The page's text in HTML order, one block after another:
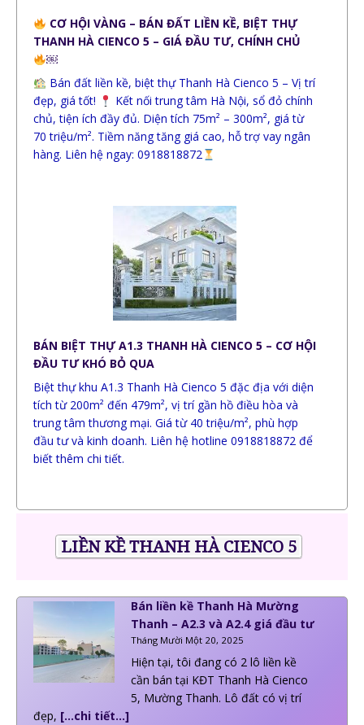
CƠ HỘI VÀNG – BÁN ĐẤT LIỀN KỀ, BIỆT THỰ
THANH HÀ CIENCO 5 – GIÁ ĐẦU TƯ, CHÍNH CHỦ
￼
Bán đất liền kề, biệt thự Thanh Hà Cienco 5 – Vị trí
đẹp, giá tốt!
Kết nối trung tâm Hà Nội, sổ đỏ chính
chủ, tiện ích đầy đủ. Diện tích 75m² – 300m², giá từ
70 triệu/m². Tiềm năng tăng giá cao, hỗ trợ vay ngân
hàng. Liên hệ ngay: 0918818872
BÁN BIỆT THỰ A1.3 THANH HÀ CIENCO 5 – CƠ HỘI
ĐẦU TƯ KHÓ BỎ QUA
Biệt thự khu A1.3 Thanh Hà Cienco 5 đặc địa với diện
tích từ 200m² đến 479m², vị trí gần hồ điều hòa và
trung tâm thương mại. Giá từ 40 triệu/m², phù hợp
đầu tư và kinh doanh. Liên hệ hotline 0918818872 để
biết thêm chi tiết.
LIỀN KỀ THANH HÀ CIENCO 5
Bán liền kề Thanh Hà Mường
Thanh – A2.3 và A2.4 giá đầu tư
Tháng Mười Một 20, 2025
Hiện tại, tôi đang có 2 lô liền kề
cần bán tại KĐT Thanh Hà Cienco
5, Mường Thanh. Lô đất có vị trí
đẹp, […chi tiết…]